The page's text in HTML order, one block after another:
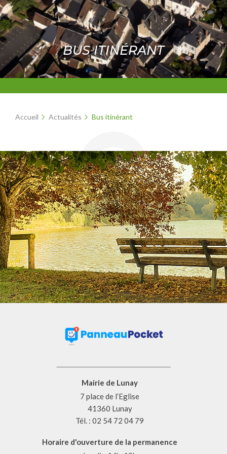
BUS ITINÉRANT
Accueil Actualités Bus itinérant
Mairie de Lunay
7 place de l’Eglise
41360 Lunay
Tél. : 02 54 72 04 79
Horaire d'ouverture de la permanence